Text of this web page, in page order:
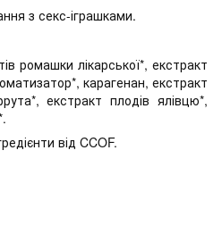
з секс-іграшками.
ромашки лікарської*, екстракт
карагенан, екстракт
екстракт плодів ялівцю*,
від CCOF.